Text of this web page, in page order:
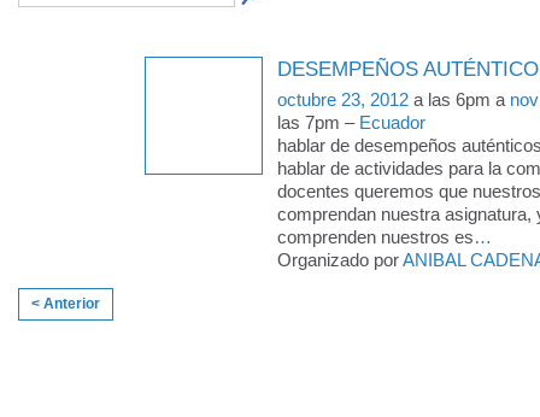
DESEMPEÑOS
octubre 23, 2012 a las 6pm a
las 7pm – Ecuador
hablar de desempeños
hablar de actividades para la
docentes queremos que
comprendan nuestra asignatura,
comprenden nuestros es…
Organizado porANIBAL
< Anterior